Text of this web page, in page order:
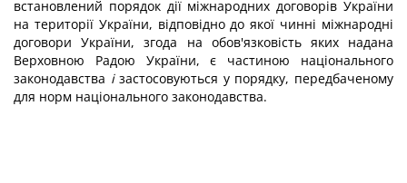
встановлений порядок дії міжнародних договорів України
на території України, відповідно до якої чинні міжнародні
договори України, згода на обов'язковість яких надана
Верховною Радою України, є частиною національного
законодавства ізастосовуються у порядку, передбаченому
для норм національного законодавства.